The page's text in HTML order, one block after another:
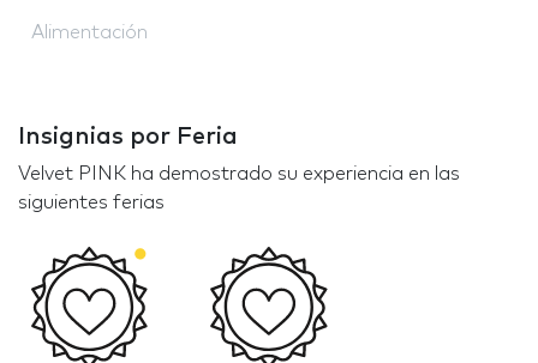
Alimentación
Insignias por Feria
Velvet PINK ha demostrado su experiencia en las
siguientes ferias